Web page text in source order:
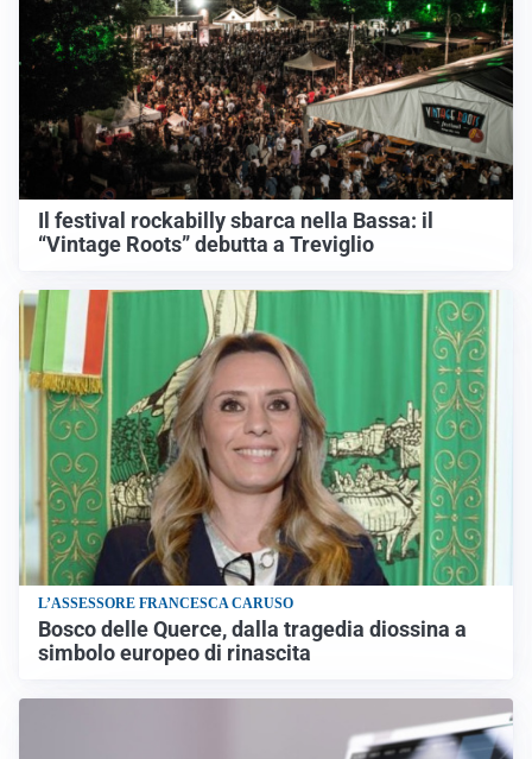
Il festival rockabilly sbarca nella Bassa: il
“Vintage Roots” debutta a Treviglio
L’ASSESSORE FRANCESCA CARUSO
Bosco delle Querce, dalla tragedia diossina a
simbolo europeo di rinascita